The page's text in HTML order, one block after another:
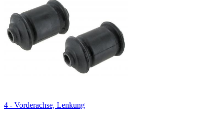
4 - Vorderachse, Lenkung